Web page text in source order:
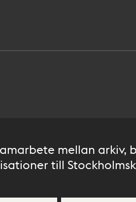
mellan arkiv,
till